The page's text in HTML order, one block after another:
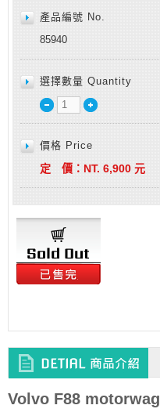
產品編號 No.
85940
選擇數量 Quantity
價格 Price
定 價： NT. 6,900 元
Volvo F88